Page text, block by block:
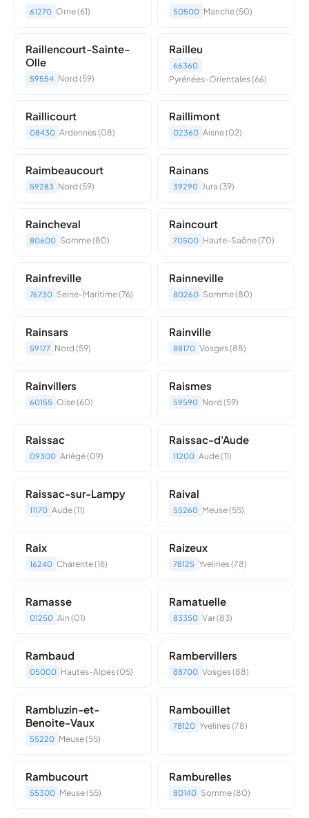
61270 Orne (61) 50500 Manche (50)
Raillencourt-Sainte-
Olle
59554 Nord (59)
Railleu
66360
Pyrénées-Orientales (66)
Raillicourt
08430 Ardennes (08)
Raillimont
02360 Aisne (02)
Raimbeaucourt
59283 Nord (59)
Rainans
39290 Jura (39)
Raincheval
80600 Somme (80)
Raincourt
70500 Haute-Saône (70)
Rainfreville
76730 Seine-Maritime (76)
Rainneville
80260 Somme (80)
Rainsars
59177 Nord (59)
Rainville
88170 Vosges (88)
Rainvillers
60155 Oise (60)
Raismes
59590 Nord (59)
Raissac
09300 Ariège (09)
Raissac-d'Aude
11200 Aude (11)
Raissac-sur-Lampy
11170 Aude (11)
Raival
55260 Meuse (55)
Raix
16240 Charente (16)
Raizeux
78125 Yvelines (78)
Ramasse
01250 Ain (01)
Ramatuelle
83350 Var (83)
Rambaud
05000 Hautes-Alpes (05)
Rambervillers
88700 Vosges (88)
Rambluzin-et-
Benoite-Vaux
55220 Meuse (55)
Rambouillet
78120 Yvelines (78)
Rambucourt
55300 Meuse (55)
Ramburelles
80140 Somme (80)